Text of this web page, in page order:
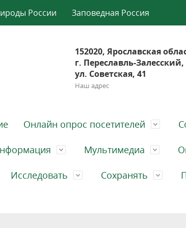
России Заповедная Россия
152020, Ярославская
г. Переславль-Залесский,
ул. Советская, 41
Наш адрес
Онлайн опрос посетителей
Мультимедиа
Исследовать Сохранять